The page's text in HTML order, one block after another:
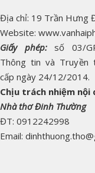
Địa chỉ: 19 Trần Hưng
Website:
Giấy phép:
số 03/
Thông tin và Truyền
cấp ngày 24/12/2014.
Chịu trách nhiệm nội
Nhà thơ Đinh Thường
ĐT: 0912242998
Email: